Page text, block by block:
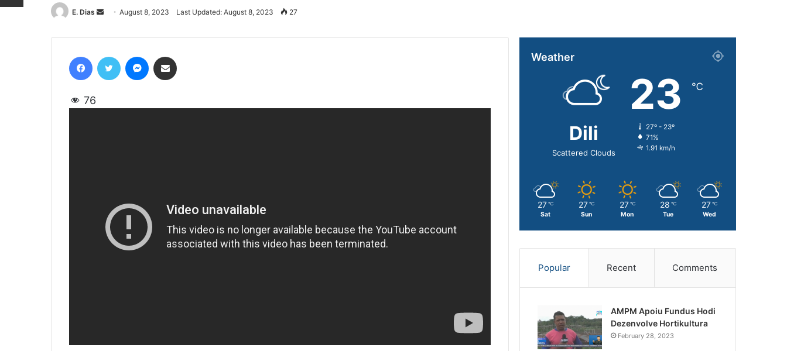
E. Dias
Send
email
August 8, 2023 Last Updated: August 8, 2023 27
76
Weather
Dili
Scattered Clouds
23 ℃
27º - 23º
71%
1.91 km/h
27 ℃
Sat
27 ℃
Sun
27 ℃
Mon
28 ℃
Tue
27 ℃
Wed
Popular Recent Comments
AMPM Apoiu Fundus Hodi
Dezenvolve Hortikultura
February 28, 2023